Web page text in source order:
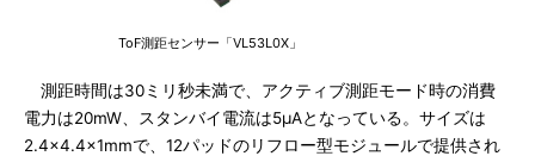
ToF測距センサー「VL53L0X」
測距時間は30ミリ秒未満で、アクティブ測距モード時の消費
電力は20mW、スタンバイ電流は5μAとなっている。サイズは
2.4×4.4×1mmで、12パッドのリフロー型モジュールで提供され